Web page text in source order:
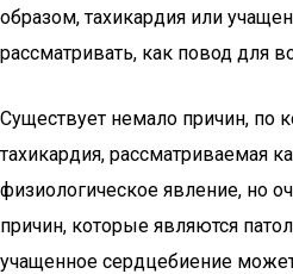
образом, тахикардия или
рассматривать, как повод для
Существует немало причин, по
тахикардия, рассматриваемая
физиологическое явление, но
причин, которые являются
учащенное сердцебиение